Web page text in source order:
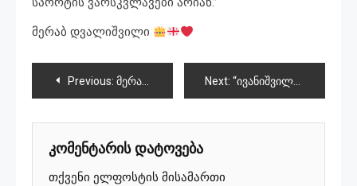
მერაბ დვალიშვილი
პოსტის
ნავიგაცია
Previous: მერაბ დვალიშვილი ჩემპიონია Next: “ივანიშვილი მთლიანად “მოაჯდა” რუსულ ნარატივს”
კომენტარის დატოვება
თქვენი ელფოსტის მისამართი